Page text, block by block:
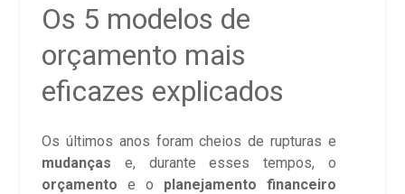
Os 5 modelos de
orçamento mais
eficazes explicados
Os últimos anos foram cheios de rupturas e
mudanças e, durante esses tempos, o
orçamento e o planejamento financeiro